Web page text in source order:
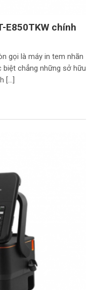
E850TKW chính
gọi là máy in tem nhãn
biệt chẳng những sở hữu
[…]